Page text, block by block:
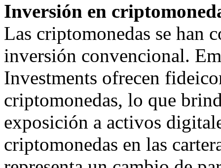
Inversión en
Las criptomonedas se han
inversión convencional.
Investments ofrecen
criptomonedas, lo que
exposición a activos
criptomonedas en las